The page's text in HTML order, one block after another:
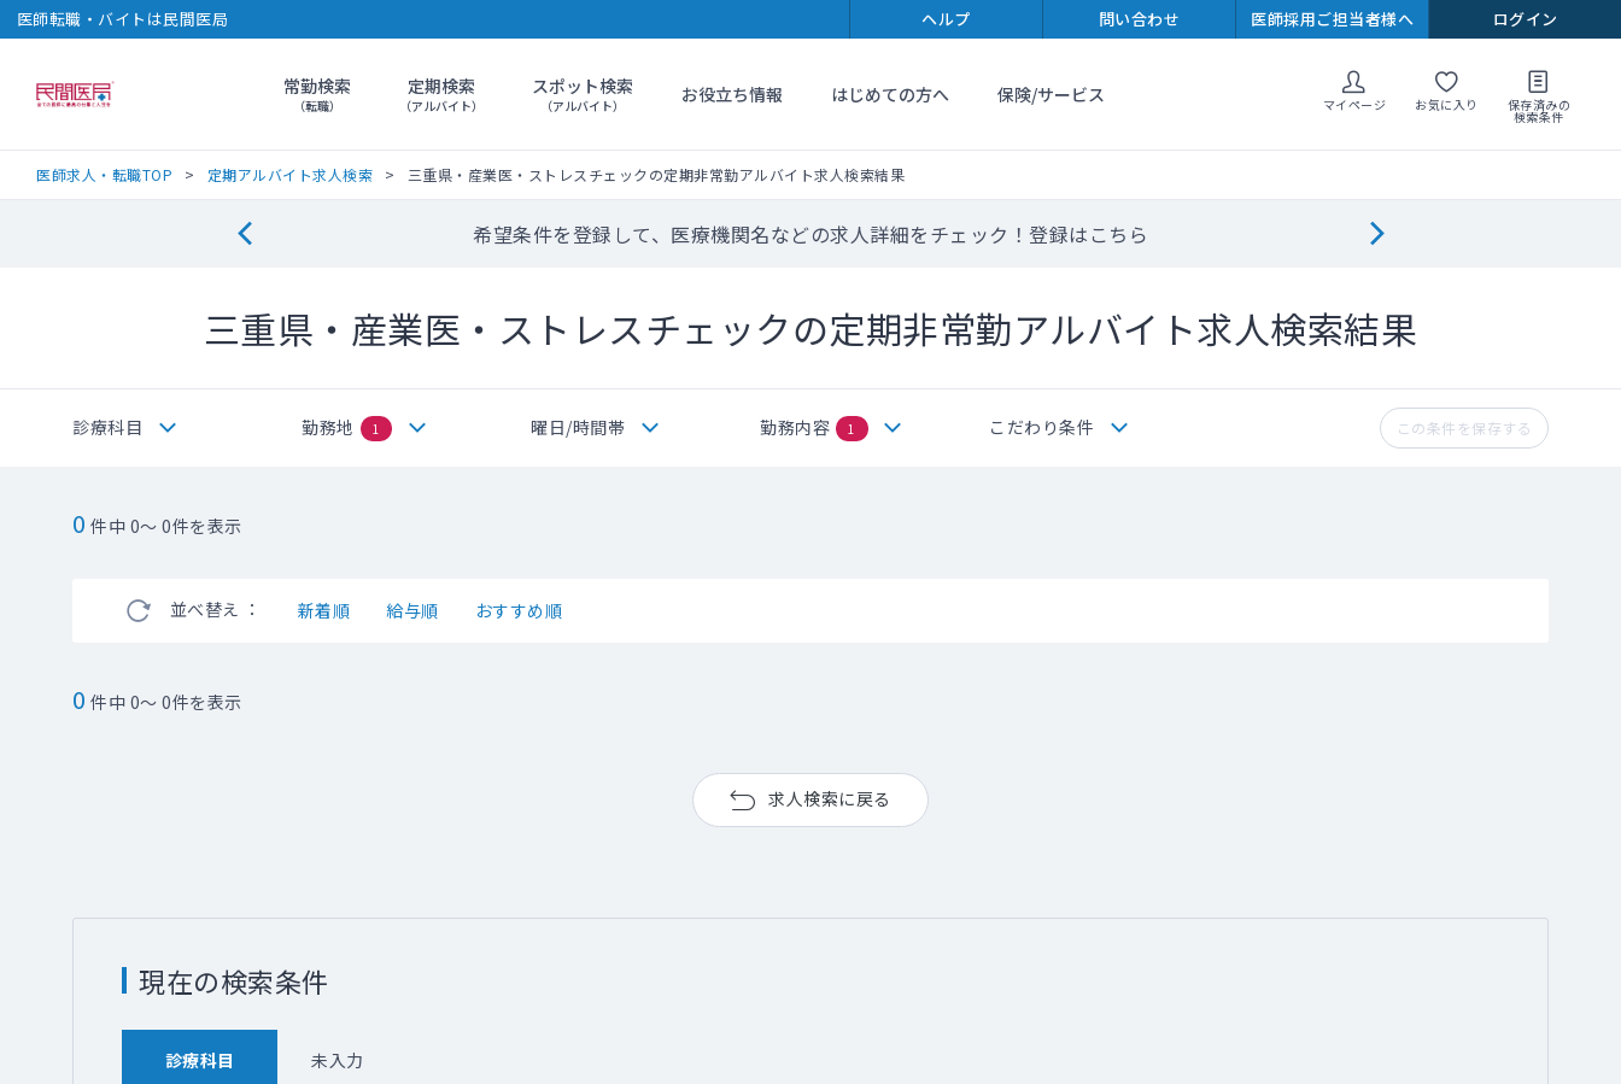
医師転職・バイトは民間医局 ヘルプ 問い合わせ 医師採用ご担当者様へ ログイン
民間医局常勤検索
（転職）
定期検索
（アルバイト）
スポット検索
（アルバイト） お役立ち情報 はじめての方へ 保険/サービス マイページ お気に入り 保存済みの
検索条件
医師求人・転職TOP 定期アルバイト求人検索 三重県・産業医・ストレスチェックの定期非常勤アルバイト求人検索結果
希望条件を登録して、医療機関名などの求人詳細をチェック！登録はこちら
三重県・産業医・ストレスチェックの定期非常勤アルバイト求人検索結果
診療科目 勤務地 1 曜日/時間帯 勤務内容 1 こだわり条件 この条件を保存する
0 件中 0～ 0件を表示
並べ替え ： 新着順 給与順 おすすめ順
0 件中 0～ 0件を表示
求人検索に戻る
現在の検索条件
診療科目 未入力